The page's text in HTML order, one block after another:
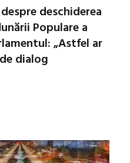
deschiderea
Populare a
„Astfel ar
dialog